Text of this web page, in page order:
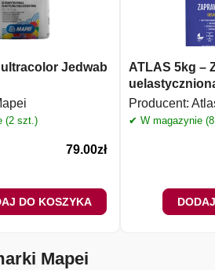
ultracolor Jedwab
(2 szt.)
79.00zł
DO KOSZYKA
ATLAS 5kg –
Producent:
✔ W magazynie
Mapei